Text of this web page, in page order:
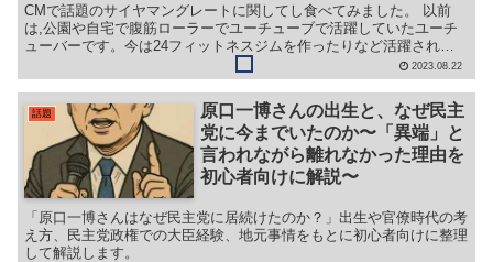
CMで話題のサイヤマングレートに関してし食べてみました。 以前
は,公園や自宅で腹筋ローラーでユーチューブで活躍していたユーチ
ューバーです。今は24フィットネスジムを作ったりなど活躍されて
いるNo筋トレユーチューバーです
2023.08.22
話題
原口一博さんの出生と、なぜ民主
党に今までいたのか〜「異端」と
言われながら離れなかった理由を
初心者向けに解説〜
「原口一博さんはなぜ民主党に居続けたのか？」出生や官僚時代の考
え方、民主党政権での大臣経験、地元事情をもとに初心者向けに整理
して解説します。